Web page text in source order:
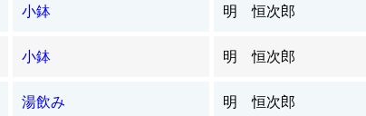
小鉢 明 恒次郎
小鉢 明 恒次郎
湯飲み 明 恒次郎